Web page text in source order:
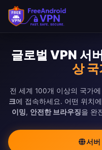
글로벌 VPN 서
상 국
전 세계 100개 이상의 국가에
크에 접속하세요. 어떤 위치
이밍, 안전한 브라우징을 완
서